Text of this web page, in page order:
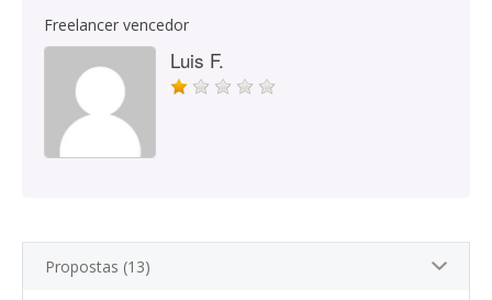
Freelancer vencedor
Luis F.
Propostas (13)